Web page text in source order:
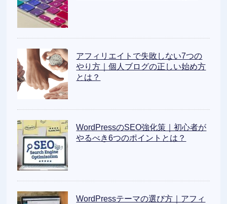
アフィリエイトで失敗しない7つの
やり方｜個人ブログの正しい始め方
とは？
WordPressのSEO強化策｜初心者が
やるべき6つのポイントとは？
WordPressテーマの選び方｜アフィ